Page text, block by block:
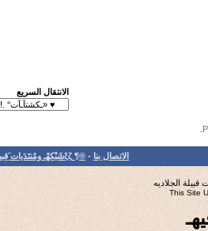
الانتقال السريع
الاتصال بنا-®¶ ξζشَبْكهْـ ومُنتَدَيات َقِبيلة الجَلاِديهْـ ¶ ξζ ®